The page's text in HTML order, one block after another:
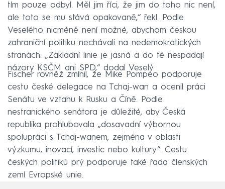
tím pouze odbyl. Měl jim říci, že jim do toho nic není,
ale toto se mu stává opakovaně,“ řekl. Podle
Veselého nicméně není možné, abychom českou
zahraniční politiku nechávali na nedemokratických
stranách. „Základní linie je jasná a do té nespadají
názory KSČM ani SPD,“ dodal Veselý.
Fischer rovněž zmínil, že Mike Pompeo podporuje
cestu české delegace na Tchaj-wan a ocenil práci
Senátu ve vztahu k Rusku a Číně. Podle
nestranického senátora je důležité, aby Česká
republika prohlubovala „dosavadní výbornou
spolupráci s Tchaj-wanem, zejména v oblasti
výzkumu, inovací, investic nebo kultury“. Cestu
českých politiků prý podporuje také řada členských
zemí Evropské unie.